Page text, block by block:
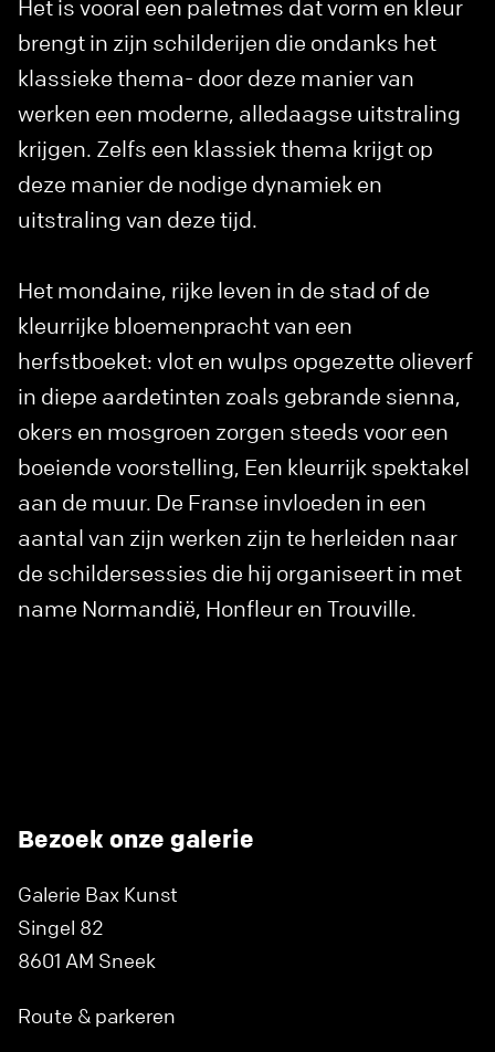
Het is vooral een paletmes dat vorm en kleur
brengt in zijn schilderijen die ondanks het
klassieke thema- door deze manier van
werken een moderne, alledaagse uitstraling
krijgen. Zelfs een klassiek thema krijgt op
deze manier de nodige dynamiek en
uitstraling van deze tijd.
Het mondaine, rijke leven in de stad of de
kleurrijke bloemenpracht van een
herfstboeket: vlot en wulps opgezette olieverf
in diepe aardetinten zoals gebrande sienna,
okers en mosgroen zorgen steeds voor een
boeiende voorstelling, Een kleurrijk spektakel
aan de muur. De Franse invloeden in een
aantal van zijn werken zijn te herleiden naar
de schildersessies die hij organiseert in met
name Normandië, Honfleur en Trouville.
Bezoek onze galerie
Galerie Bax Kunst
Singel 82
8601 AM Sneek
Route & parkeren